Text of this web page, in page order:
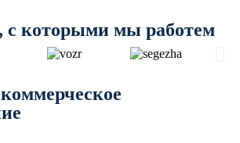
с которыми мы работем